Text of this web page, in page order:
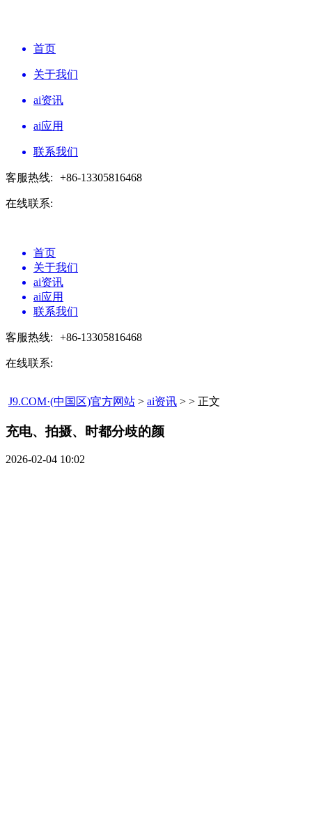
首页
关于我们
ai资讯
ai应用
联系我们
客服热线: +86-13305816468
在线联系:
首页
关于我们
ai资讯
ai应用
联系我们
客服热线: +86-13305816468
在线联系:
J9.COM·(中国区)官方网站 > ai资讯 > > 正文
充电、拍摄、时都分歧的颜​
2026-02-04 10:02